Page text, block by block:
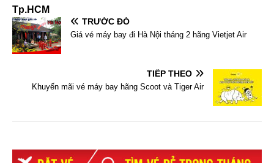
Tp.HCM
TRƯỚC ĐÓ
Giá vé máy bay đi Hà Nội tháng 2 hãng Vietjet Air
TIẾP THEO
Khuyến mãi vé máy bay hãng Scoot và Tiger Air